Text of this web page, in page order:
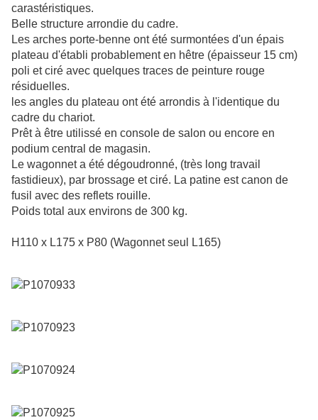
carastéristiques.
Belle structure arrondie du cadre.
Les arches porte-benne ont été surmontées d'un épais
plateau d'établi probablement en hêtre (épaisseur 15 cm)
poli et ciré avec quelques traces de peinture rouge
résiduelles.
les angles du plateau ont été arrondis à l'identique du
cadre du chariot.
Prêt à être utilissé en console de salon ou encore en
podium central de magasin.
Le wagonnet a été dégoudronné, (très long travail
fastidieux), par brossage et ciré. La patine est canon de
fusil avec des reflets rouille.
Poids total aux environs de 300 kg.
H110 x L175 x P80 (Wagonnet seul L165)